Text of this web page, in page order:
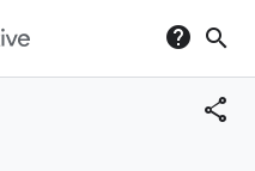
help search
share